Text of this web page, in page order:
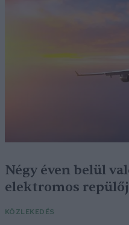
Négy éven belül
elektromos
KÖZLEKEDÉS